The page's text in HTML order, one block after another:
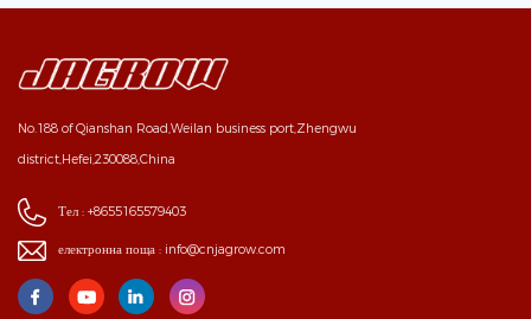
No.188 of Qianshan Road,Weilan business port,Zhengwu
district,Hefei,230088,China
Тел : +8655165579403
електронна поща : info@cnjagrow.com